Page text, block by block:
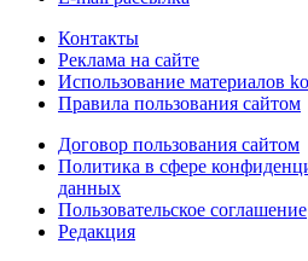
Контакты
Реклама на сайте
Использование материалов
Правила пользования сайтом
Договор пользования сайтом
Политика в сфере
данных
Пользовательское соглашение
Редакция